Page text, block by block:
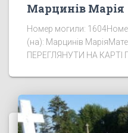
Марцинів Марія
Номер могили:
(на): Марцинів
ПЕРЕГЛЯНУТИ НА КАРТІ